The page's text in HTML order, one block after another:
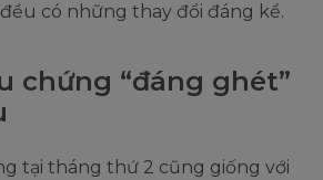
có những thay đổi đáng kể.
chứng “đáng ghét”
tại tháng thứ 2 cũng giống với